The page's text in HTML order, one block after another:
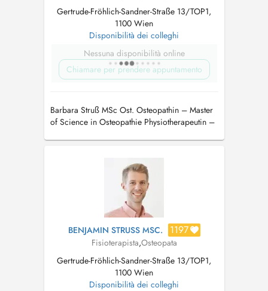
Gertrude-Fröhlich-Sandner-Straße 13/TOP1,
1100 Wien
Disponibilità dei colleghi
Nessuna disponibilità online
Chiamare per prendere appuntamento
Barbara Struß MSc Ost. Osteopathin – Master
of Science in Osteopathie Physiotherapeutin –
BENJAMIN STRUSS MSC. 1197
Fisioterapista,Osteopata
Gertrude-Fröhlich-Sandner-Straße 13/TOP1,
1100 Wien
Disponibilità dei colleghi